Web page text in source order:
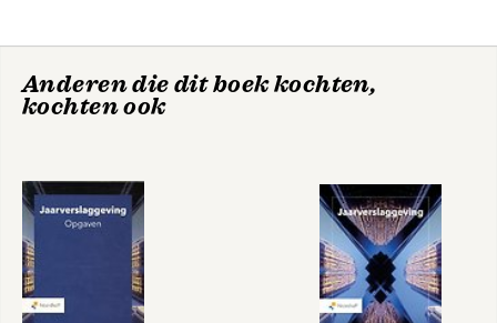
Jaarverslaggeving
opgaven
Jaarverslaggeving
opgaven
Anderen die dit boek kochten,
kochten ook